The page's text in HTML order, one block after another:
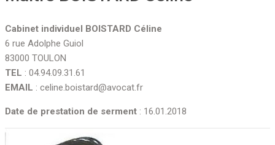
Cabinet individuel BOISTARD Céline
6 rue Adolphe Guiol
83000 TOULON
TEL : 04.94.09.31.61
EMAIL : celine.boistard@avocat.fr
Date de prestation de serment : 16.01.2018